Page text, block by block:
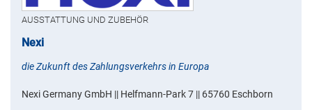
AUSSTATTUNG UND ZUBEHÖR
Nexi
die Zukunft des Zahlungsverkehrs in Europa
Nexi Germany GmbH || Helfmann-Park 7 || 65760 Eschborn